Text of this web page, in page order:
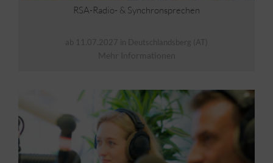
RSA-Radio- & Synchronsprechen
ab 11.07.2027 in Deutschlandsberg (AT)
Mehr Informationen